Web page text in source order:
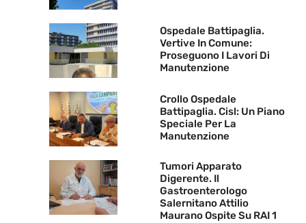
Ospedale Battipaglia.
Vertive In Comune:
Proseguono I Lavori Di
Manutenzione
Crollo Ospedale
Battipaglia. Cisl: Un Piano
Speciale Per La
Manutenzione
Tumori Apparato
Digerente. Il
Gastroenterologo
Salernitano Attilio
Maurano Ospite Su RAI 1